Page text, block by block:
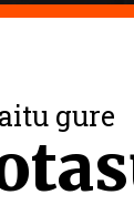
gure